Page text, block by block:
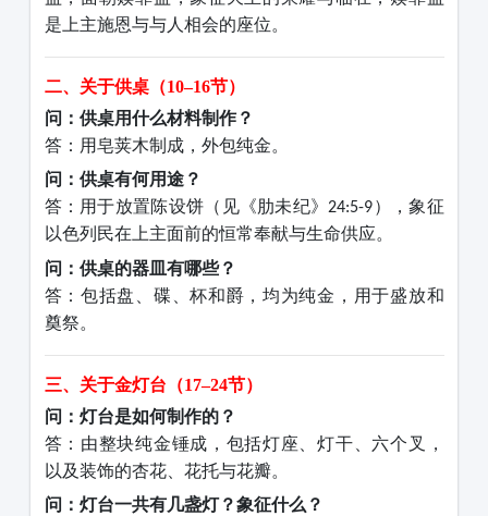
是上主施恩与与人相会的座位。
二、关于供桌（10–16节）
问：供桌用什么材料制作？
答：用皂荚木制成，外包纯金。
问：供桌有何用途？
答：用于放置陈设饼（见《肋未纪》 24:5-9），象征
以色列民在上主面前的恒常奉献与生命供应。
问：供桌的器皿有哪些？
答：包括盘、碟、杯和爵，均为纯金，用于盛放和
奠祭。
三、关于金灯台（17–24节）
问：灯台是如何制作的？
答：由整块纯金锤成，包括灯座、灯干、六个叉，
以及装饰的杏花、花托与花瓣。
问：灯台一共有几盏灯？象征什么？